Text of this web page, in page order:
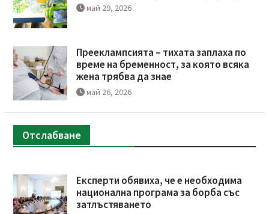
май 29, 2026
Прееклампсията – тихата заплаха по
време на бременност, за която всяка
жена трябва да знае
май 26, 2026
Отслабване
Експерти обявиха, че е необходима
национална програма за борба със
затлъстяването